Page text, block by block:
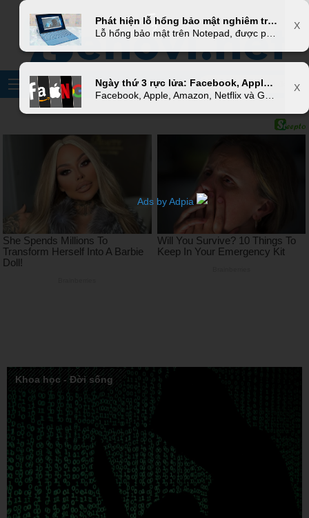
Khoa học - Đời sống
Phát hiện lỗ hổng bảo mật nghiêm trọng trên Notepad cho phép hacker xâm nhập máy tính Windows
X
Ngày thứ 3 rực lửa: Facebook, Apple, Amazon, Netflix và Google bốc hơi 150 tỷ USD giá trị vốn hóa
X